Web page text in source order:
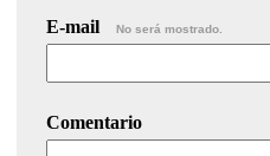
E-mail No será mostrado.
Comentario